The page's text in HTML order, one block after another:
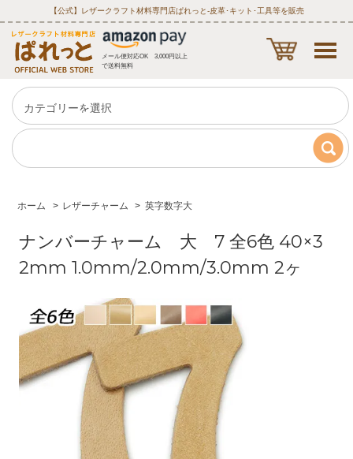
【公式】レザークラフト材料専門店ぱれっと‐皮革･キット･工具等を販売
メール便対応OK 3,000円以上
で送料無料
ホーム > レザーチャーム > 英字数字大
ナンバーチャーム 大 7 全6色 40×3
2mm 1.0mm/2.0mm/3.0mm 2ヶ